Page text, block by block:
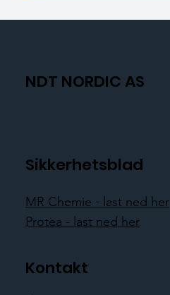
NDT NORDIC AS
Sikkerhetsblad
MR Chemie - last ned her
Protea - last ned her
Kontakt